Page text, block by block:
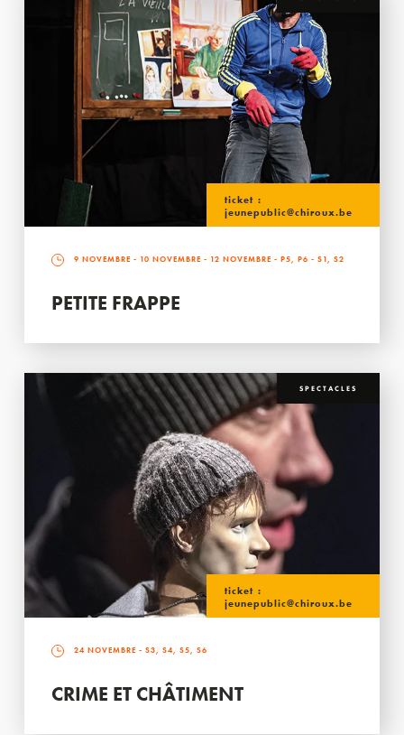
ticket :
jeunepublic@chiroux.be
9 NOVEMBRE - 10 NOVEMBRE - 12 NOVEMBRE - P5, P6 - S1, S2
PETITE FRAPPE
SPECTACLES
ticket :
jeunepublic@chiroux.be
24 NOVEMBRE - S3, S4, S5, S6
CRIME ET CHÂTIMENT